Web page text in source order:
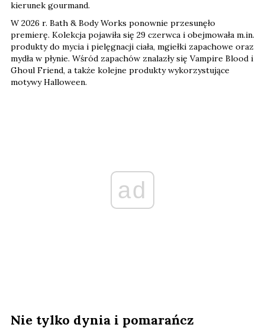
kierunek gourmand.
W 2026 r. Bath & Body Works ponownie przesunęło
premierę. Kolekcja pojawiła się 29 czerwca i obejmowała m.in.
produkty do mycia i pielęgnacji ciała, mgiełki zapachowe oraz
mydła w płynie. Wśród zapachów znalazły się Vampire Blood i
Ghoul Friend, a także kolejne produkty wykorzystujące
motywy Halloween.
ad
Nie tylko dynia i pomarańcz